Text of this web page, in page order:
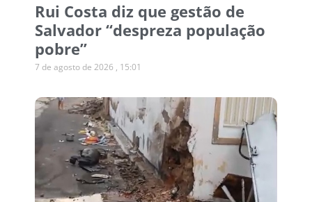
Rui Costa diz que gestão de
Salvador “despreza população
pobre”
7 de agosto de 2026 15:01